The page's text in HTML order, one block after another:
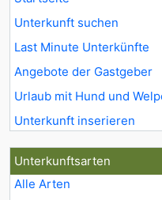
Unterkunft suchen
Last Minute Unterkünfte
Angebote der Gastgeber
Urlaub mit Hund und
Unterkunft inserieren
Unterkunftsarten
Alle Arten